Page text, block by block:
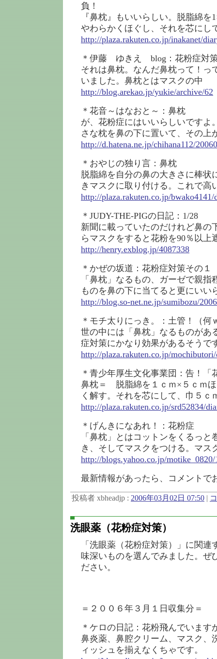
負！
『鼻枕』もいいらしい。脱脂綿を
やわらかくほぐし、それを芯にし
http://plaza.rakuten.co.jp/inakanet/
＊伊藤 ゆきえ blog：花粉症対
それは鼻枕。なんだ鼻枕って！っ
いました。鼻枕とはマスクの中
http://blog.arekao.jp/yukie/archive/62
＊花音～はなおと～：鼻枕
が、花粉症にはいいらしいですよ
さな枕を鼻の下に置いて、その上
http://d.hatena.ne.jp/chihana112/
＊おやじの独り言：鼻枕
脱脂綿を自分の鼻の大きさに棒状
きマスクに取り付ける。これで高
http://plaza.rakuten.co.jp/
＊JUDY-THE-PIGの日記：1/28
新聞に載っていたのだけれど鼻の
らマスクをすると花粉を90％以上
http://henry.exblog.jp/4087338
＊かぜの坂道：花粉症対策その１
「鼻枕」なるもの、ガーゼで親
ものを鼻の下に当てると更にいい
http://blog.so-net.ne.jp/sumibozu/
＊モチ太りにっき。：土管！（何
世の中には「鼻枕」なるものがあ
症対策にかなり効果があるそうで
http://plaza.rakuten.co.jp/
＊青少年厚生文化事業団：告！「
鼻枕＝ 脱脂綿を１ｃｍ×５ｃｍ
く解す。それを芯にして、巾５ｃ
http://plaza.rakuten.co.jp/srd52834/
＊げんきになあれ！：花粉症
「鼻枕」とはコットンをくるっ
き、そしてマスクをつける。マス
http://blogs.yahoo.co.jp/
最新情報があったら、コメントで
投稿者 xbheadjp : 2006年03月02日 07:50 |
洗眼薬（花粉症対策）
「洗眼薬（花粉症対策）」に関
味深いものを選んでみました。ぜ
ださい。
＝２００６年３月１日収集分＝
＊ケロの日記：花粉飛んでいます
鼻炎薬、鼻腔クリーム、マスク、
ィッシュを揃えなくちゃです。